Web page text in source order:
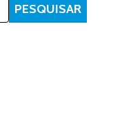
PESQUISAR